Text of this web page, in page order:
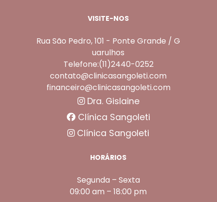
VISITE-NOS
Rua São Pedro, 101 - Ponte Grande / G
uarulhos
Telefone:(11)2440-0252
contato@clinicasangoleti.com
financeiro@clinicasangoleti.com
Dra. Gislaine
Clínica Sangoleti
Clínica Sangoleti
HORÁRIOS
Segunda – Sexta
09:00 am – 18:00 pm